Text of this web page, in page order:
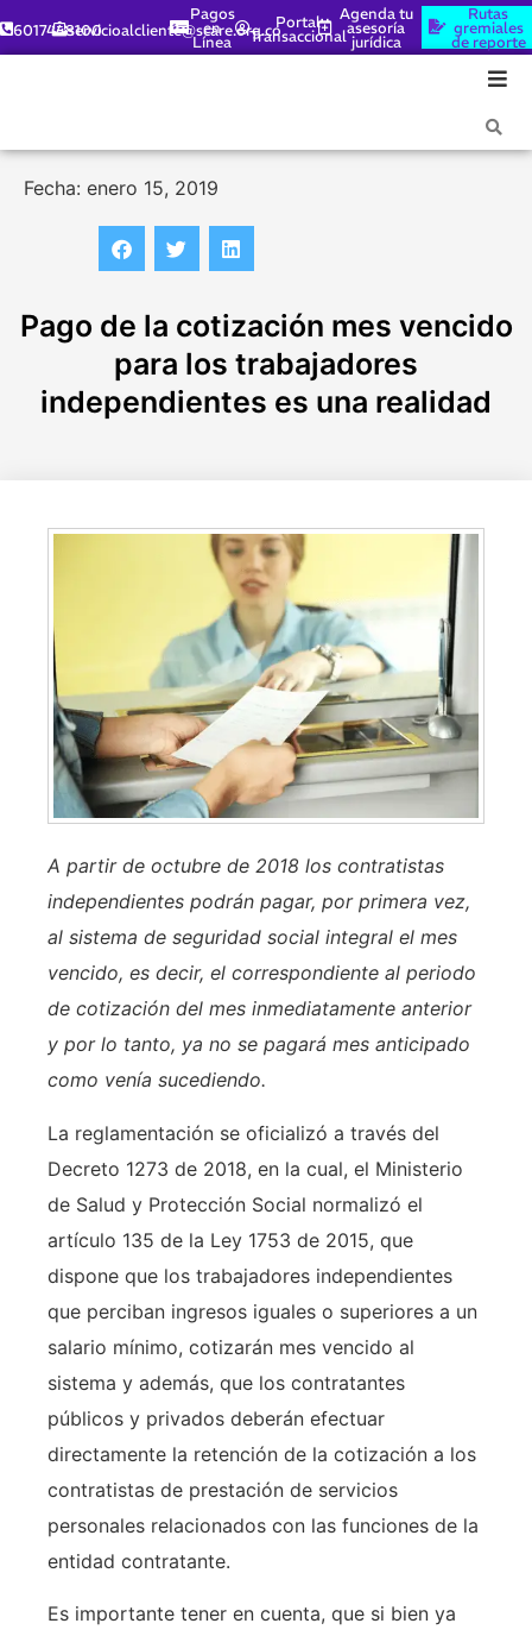
6017448100servicioalcliente@scare.org.co
Pagos
en
Línea
Portal
Transaccional
Agenda tu
asesoría
jurídica
Rutas
gremiales
de reporte
Fecha: enero 15, 2019
Pago de la cotización mes vencido
para los trabajadores
independientes es una realidad
A partir de octubre de 2018 los contratistas
independientes podrán pagar, por primera vez,
al sistema de seguridad social integral el mes
vencido, es decir, el correspondiente al periodo
de cotización del mes inmediatamente anterior
y por lo tanto, ya no se pagará mes anticipado
como venía sucediendo.
La reglamentación se oficializó a través del
Decreto 1273 de 2018, en la cual, el Ministerio
de Salud y Protección Social normalizó el
artículo 135 de la Ley 1753 de 2015, que
dispone que los trabajadores independientes
que perciban ingresos iguales o superiores a un
salario mínimo, cotizarán mes vencido al
sistema y además, que los contratantes
públicos y privados deberán efectuar
directamente la retención de la cotización a los
contratistas de prestación de servicios
personales relacionados con las funciones de la
entidad contratante.
Es importante tener en cuenta, que si bien ya